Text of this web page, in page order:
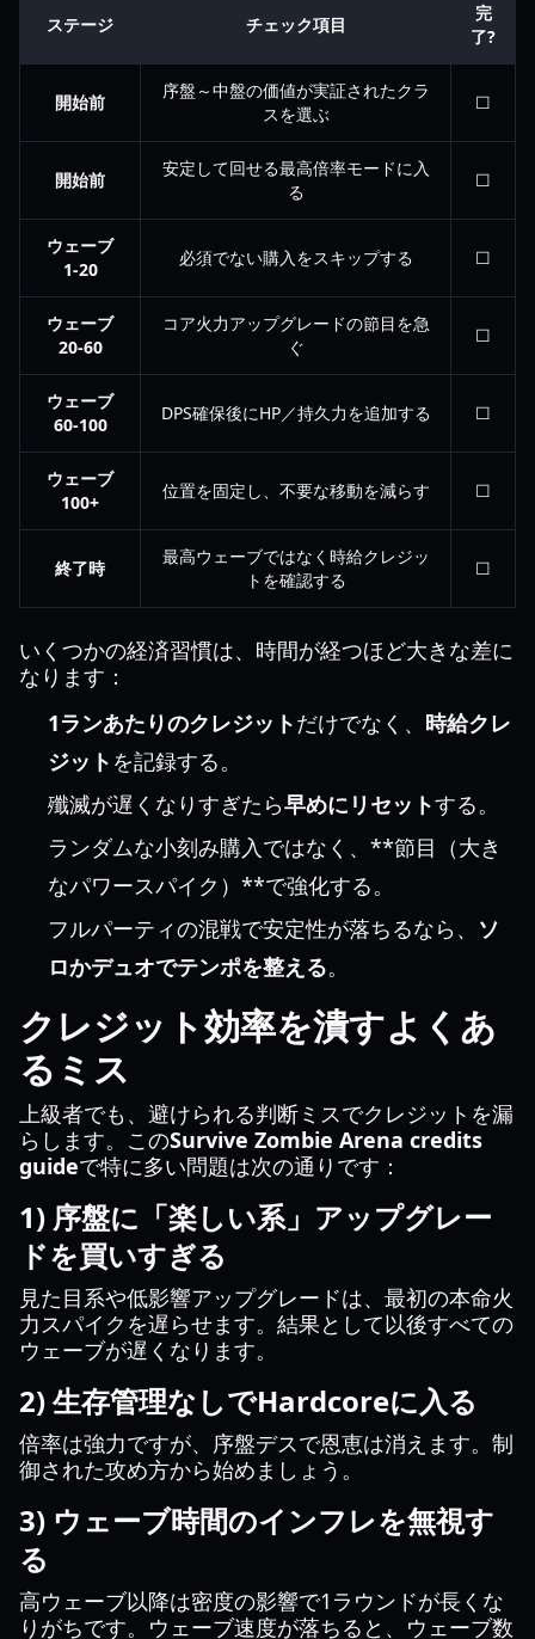
ステージ チェック項目
完
了?
開始前
序盤～中盤の価値が実証されたクラ
スを選ぶ
☐
開始前
安定して回せる最高倍率モードに入
る
☐
ウェーブ
1-20
必須でない購入をスキップする ☐
ウェーブ
20-60
コア火力アップグレードの節目を急
ぐ
☐
ウェーブ
60-100
DPS確保後にHP／持久力を追加する ☐
ウェーブ
100+
位置を固定し、不要な移動を減らす ☐
終了時
最高ウェーブではなく時給クレジッ
トを確認する
☐
いくつかの経済習慣は、時間が経つほど大きな差に
なります：
1ランあたりのクレジットだけでなく、 時給クレ
ジット を記録する。
殲滅が遅くなりすぎたら早めにリセットする。
ランダムな小刻み購入ではなく、**節目（大き
なパワースパイク）**で強化する。
フルパーティの混戦で安定性が落ちるなら、 ソ
ロかデュオでテンポを整える。
クレジット効率を潰すよくあ
るミス
上級者でも、避けられる判断ミスでクレジットを漏
らします。このSurvive Zombie Arena credits
guideで特に多い問題は次の通りです：
1) 序盤に「楽しい系」アップグレー
ドを買いすぎる
見た目系や低影響アップグレードは、最初の本命火
力スパイクを遅らせます。結果として以後すべての
ウェーブが遅くなります。
2) 生存管理なしでHardcoreに入る
倍率は強力ですが、序盤デスで恩恵は消えます。制
御された攻め方から始めましょう。
3) ウェーブ時間のインフレを無視す
る
高ウェーブ以降は密度の影響で1ラウンドが長くな
りがちです。ウェーブ速度が落ちると、ウェーブ数